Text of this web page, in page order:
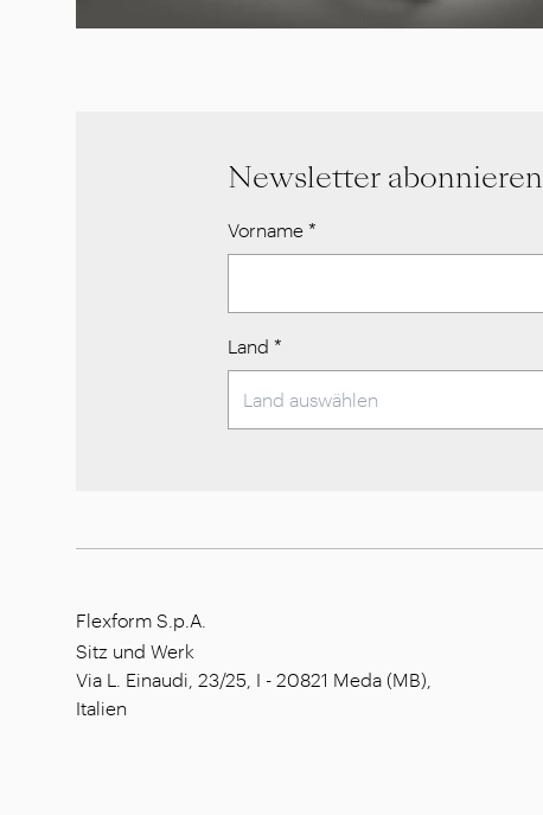
Newsletter abonnieren
Vorname *
Land *
Flexform S.p.A.
Sitz und Werk
Via L. Einaudi, 23/25, I - 20821 Meda (MB),
Italien